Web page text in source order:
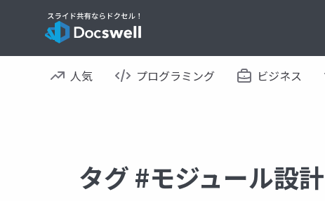
人気 プログラミング ビジネス
タグ #モジュール設